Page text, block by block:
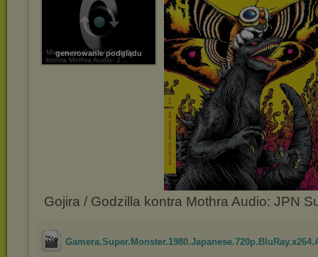
generowanie podglądu
Mosura tai Gojira / Godzilla
kontra Mothra Audio: J ...
Gojira / Godzilla kontra Mothra Audio: JPN